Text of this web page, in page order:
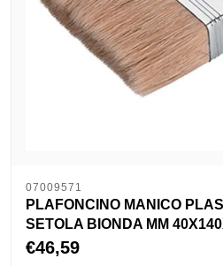
07009571
PLAFONCINO MANICO
SETOLA BIONDA MM
€46,59